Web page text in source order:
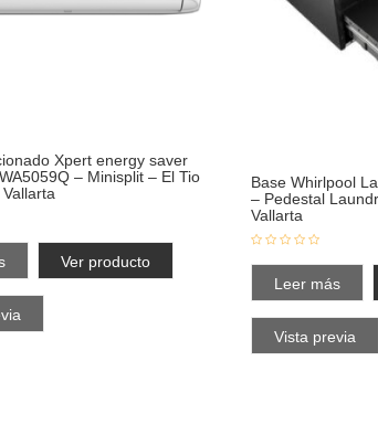
Xpert energy saver
– Minisplit – El Tio
Ver producto
Base Whirlpool
– Pedestal
Vallarta
Leer más
Vista previa